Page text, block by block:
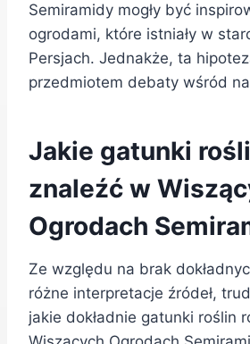
Semiramidy mogły być
ogrodami, które istniały w
Persjach. Jednakże, ta
przedmiotem debaty wśród
Jakie gatunki
znaleźć w
Ogrodach
Ze względu na brak
różne interpretacje źródeł,
jakie dokładnie gatunki roślin